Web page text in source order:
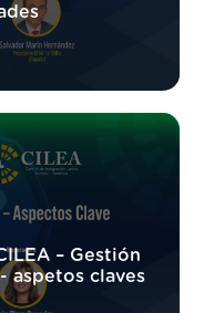
– Gestión
aspetos claves